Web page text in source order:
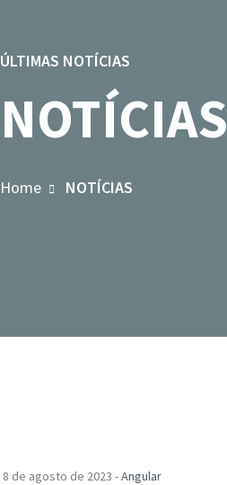
ÚLTIMAS NOTÍCIAS
NOTÍCIAS
Home NOTÍCIAS
8 de agosto de 2023 -Angular